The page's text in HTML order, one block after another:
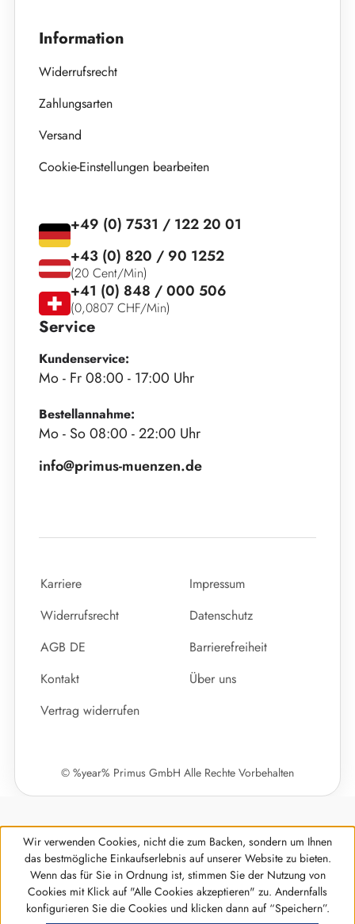
Information
Widerrufsrecht
Zahlungsarten
Versand
Cookie-Einstellungen bearbeiten
Service
Kundenservice:
Mo - Fr 08:00 - 17:00 Uhr
Bestellannahme:
Mo - So 08:00 - 22:00 Uhr
info@primus-muenzen.de
+49 (0) 7531 / 122 20 01
+43 (0) 820 / 90 1252
(20 Cent/Min)
+41 (0) 848 / 000 506
(0,0807 CHF/Min)
Karriere
Impressum
Widerrufsrecht
Datenschutz
AGB DE
Barrierefreiheit
Kontakt
Über uns
Vertrag widerrufen
© %year% Primus GmbH Alle Rechte Vorbehalten
Werkzeugleiste anzeigen
Wir verwenden Cookies, nicht die zum Backen, sondern um Ihnen
das bestmögliche Einkaufserlebnis auf unserer Website zu bieten.
Wenn das für Sie in Ordnung ist, stimmen Sie der Nutzung von
Cookies mit Klick auf "Alle Cookies akzeptieren" zu. Andernfalls
konfigurieren Sie die Cookies und klicken dann auf “Speichern”.